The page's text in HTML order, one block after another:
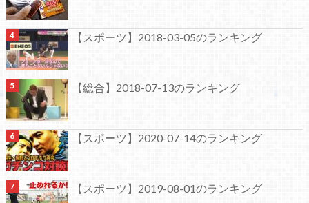
【スポーツ】2018-03-05のランキング
【総合】2018-07-13のランキング
【スポーツ】2020-07-14のランキング
【スポーツ】2019-08-01のランキング